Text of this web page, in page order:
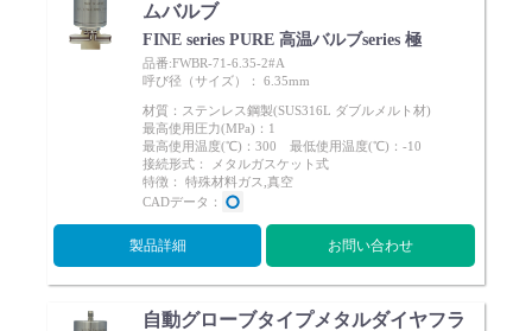
ムバルブ
FINE series PURE 高温バルブseries 極
品番:FWBR-71-6.35-2#A
呼び径（サイズ）： 6.35mm
材質：ステンレス鋼製(SUS316L ダブルメルト材)
最高使用圧力(MPa)：1
最高使用温度(℃)：300 最低使用温度(℃)：-10
接続形式： メタルガスケット式
特徴： 特殊材料ガス,真空
CADデータ：
製品詳細 お問い合わせ
自動グローブタイプメタルダイヤフラ